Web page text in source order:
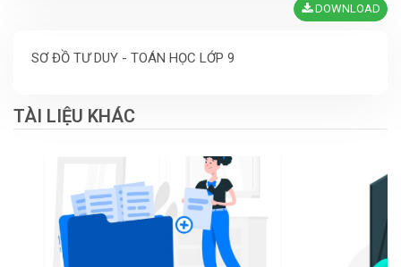
DOWNLOAD
SƠ ĐỒ TƯ DUY - TOÁN HỌC LỚP 9
TÀI LIỆU KHÁC